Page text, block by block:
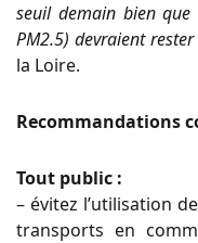
seuil demain bien que
PM2.5) devraient
la Loire.
Recommandations
Tout public :
– évitez l’utilisation
transports en